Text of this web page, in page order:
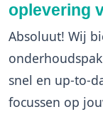
oplevering
Absoluut! Wij
snel en up-to-
focussen op